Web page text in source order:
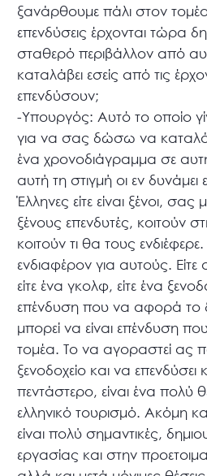
ξανάρθουμε πάλι στον
επενδύσεις έρχονται τώρα
σταθερό περιβάλλον από
καταλάβει εσείς από τις
επενδύσουν;
-Υπουργός: Αυτό το οποίο
για να σας δώσω να
ένα χρονοδιάγραμμα σε
αυτή τη στιγμή οι εν δυνάμει
Έλληνες είτε είναι ξένοι, σας
ξένους επενδυτές, κοιτούν
κοιτούν τι θα τους ενδιέφερε.
ενδιαφέρον για αυτούς. Είτε
είτε ένα γκολφ, είτε ένα
επένδυση που να αφορά το
μπορεί να είναι επένδυση
τομέα. Το να αγοραστεί ας
ξενοδοχείο και να
πεντάστερο, είναι ένα πολύ
ελληνικό τουρισμό. Ακόμη
είναι πολύ σημαντικές,
εργασίας και στην